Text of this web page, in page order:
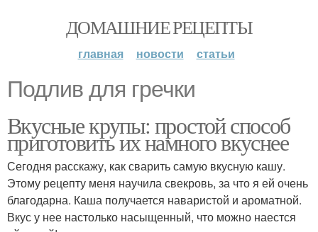
ДОМАШНИЕ РЕЦЕПТЫ
главная новости статьи
Подлив для гречки
Вкусные крупы: простой способ
приготовить их намного вкуснее
Сегодня расскажу, как сварить самую вкусную кашу.
Этому рецепту меня научила свекровь, за что я ей очень
благодарна. Каша получается наваристой и ароматной.
Вкус у нее настолько насыщенный, что можно наестся